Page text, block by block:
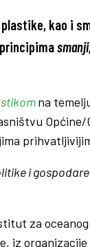
kao i
na
Općine/
i
za
iz